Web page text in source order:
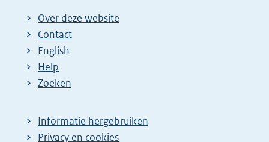
Over deze website
Contact
English
Help
Zoeken
Informatie hergebruiken
Privacy en cookies